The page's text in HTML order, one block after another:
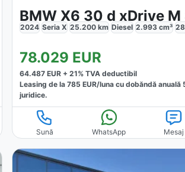
BMW X6 30 d xDrive
2024 Seria X 25.200km Diesel 2.993cm³
78.029 EUR
64.487EUR + 21% TVA deductibil
Leasing de la 785 EUR/lunacu dobăndă anuală
juridice.
Sună WhatsApp Mesaj